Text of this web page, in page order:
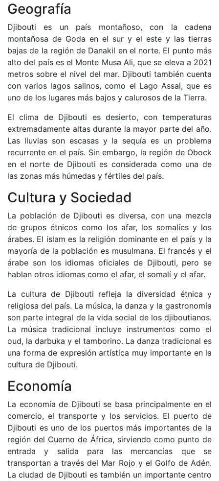
Geografía
Djibouti es un país montañoso, con la cadena
montañosa de Goda en el sur y el este y las tierras
bajas de la región de Danakil en el norte. El punto más
alto del país es el Monte Musa Ali, que se eleva a 2021
metros sobre el nivel del mar. Djibouti también cuenta
con varios lagos salinos, como el Lago Assal, que es
uno de los lugares más bajos y calurosos de la Tierra.
El clima de Djibouti es desierto, con temperaturas
extremadamente altas durante la mayor parte del año.
Las lluvias son escasas y la sequía es un problema
recurrente en el país. Sin embargo, la región de Obock
en el norte de Djibouti es considerada como una de
las zonas más húmedas y fértiles del país.
Cultura y Sociedad
La población de Djibouti es diversa, con una mezcla
de grupos étnicos como los afar, los somalíes y los
árabes. El islam es la religión dominante en el país y la
mayoría de la población es musulmana. El francés y el
árabe son los idiomas oficiales de Djibouti, pero se
hablan otros idiomas como el afar, el somalí y el afar.
La cultura de Djibouti refleja la diversidad étnica y
religiosa del país. La música, la danza y la gastronomía
son parte integral de la vida social de los djiboutianos.
La música tradicional incluye instrumentos como el
oud, la darbuka y el tamborino. La danza tradicional es
una forma de expresión artística muy importante en la
cultura de Djibouti.
Economía
La economía de Djibouti se basa principalmente en el
comercio, el transporte y los servicios. El puerto de
Djibouti es uno de los puertos más importantes de la
región del Cuerno de África, sirviendo como punto de
entrada y salida para las mercancías que se
transportan a través del Mar Rojo y el Golfo de Adén.
La ciudad de Djibouti es también un importante centro